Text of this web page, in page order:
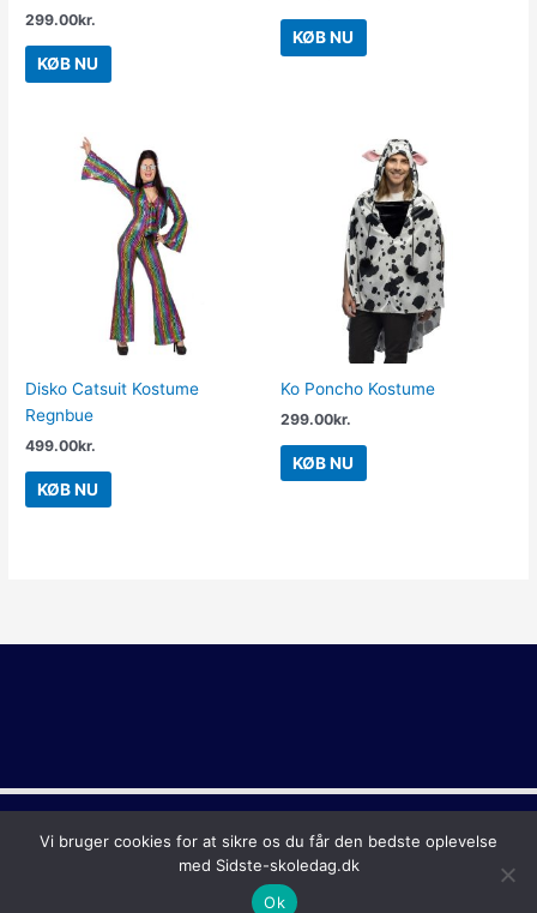
299.00kr.
KØB NU
KØB NU
Disko Catsuit Kostume
Regnbue
499.00kr.
KØB NU
Ko Poncho Kostume
299.00kr.
KØB NU
Copyright © 2026 Sidste Skoledag
Vi bruger cookies for at sikre os du får den bedste oplevelse
med Sidste-skoledag.dk
Ok